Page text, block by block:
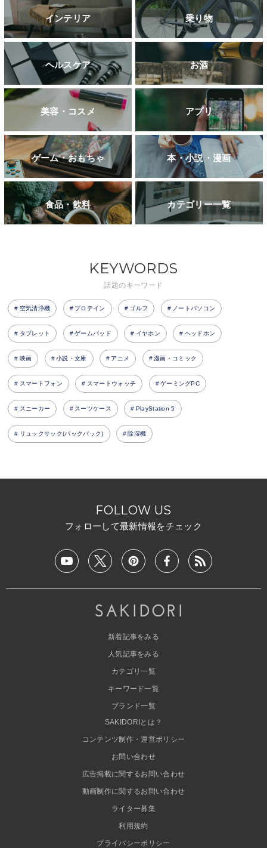
インテリア 乗り物
ヘルスケア お酒
美容・コスメ アプリ
ゲーム・おもちゃ 本・小説・漫画
食品・飲料 カテゴリー一覧
KEYWORDS
話題のキーワード
空気清浄機 プロテイン ゴルフ ノートパソコン
タブレット ゲームパッド イヤホン ヘッドホン
映画 小説・文庫 アニメ 漫画・コミック
スマートフォン スマートウォッチ ゲーミングPC
スニーカー スーツケース PlayStation 5
リュックサック(バックパック) 除湿機
FOLLOW US
フォローして最新情報をチェック
新着記事をみる
人気記事をみる
カテゴリ一覧
キーワード一覧
ブランド一覧
SAKIDORIとは？
コンテンツ制作・運営ポリシー
お問い合わせ
広告掲載に関するお問い合わせ
動画制作に関するお問い合わせ
ライター募集
利用規約
プライバシーポリシー